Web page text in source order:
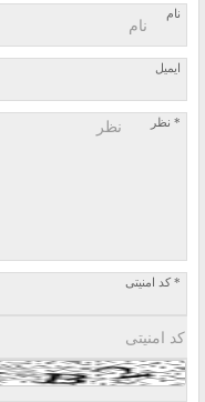
نام
ایمیل
* نظر
* کد امنیتی